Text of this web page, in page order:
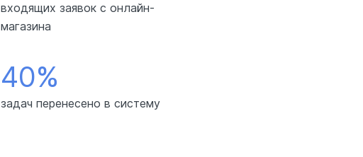
входящих заявок с онлайн-
магазина
40%
задач перенесено в систему